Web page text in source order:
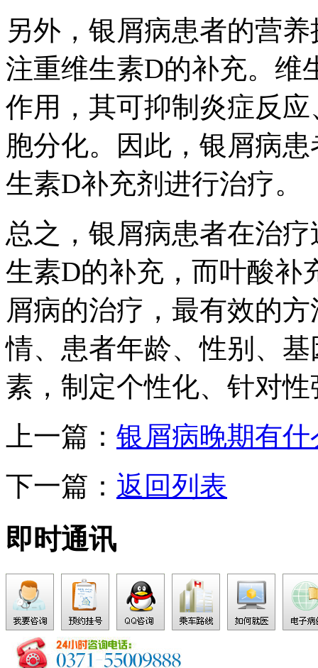
另外，银屑病患者的营
注重维生素D的补充。维
作用，其可抑制炎症反
胞分化。因此，银屑病
生素D补充剂进行治疗。
总之，银屑病患者在治
生素D的补充，而叶酸补
屑病的治疗，最有效的
情、患者年龄、性别、
素，制定个性化、针对
上一篇： 银屑病晚期有
下一篇： 返回列表
即时通讯